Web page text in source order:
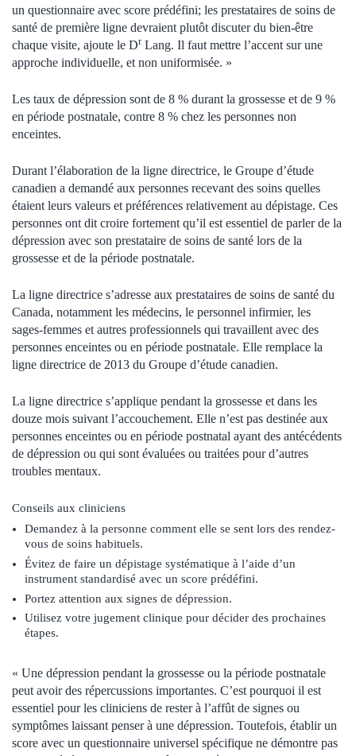
un questionnaire avec score prédéfini; les prestataires de soins de
santé de première ligne devraient plutôt discuter du bien-être
chaque visite, ajoute le Dr Lang. Il faut mettre l’accent sur une
approche individuelle, et non uniformisée. »
Les taux de dépression sont de 8 % durant la grossesse et de 9 %
en période postnatale, contre 8 % chez les personnes non
enceintes.
Durant l’élaboration de la ligne directrice, le Groupe d’étude
canadien a demandé aux personnes recevant des soins quelles
étaient leurs valeurs et préférences relativement au dépistage. Ces
personnes ont dit croire fortement qu’il est essentiel de parler de la
dépression avec son prestataire de soins de santé lors de la
grossesse et de la période postnatale.
La ligne directrice s’adresse aux prestataires de soins de santé du
Canada, notamment les médecins, le personnel infirmier, les
sages-femmes et autres professionnels qui travaillent avec des
personnes enceintes ou en période postnatale. Elle remplace la
ligne directrice de 2013 du Groupe d’étude canadien.
La ligne directrice s’applique pendant la grossesse et dans les
douze mois suivant l’accouchement. Elle n’est pas destinée aux
personnes enceintes ou en période postnatal ayant des antécédents
de dépression ou qui sont évaluées ou traitées pour d’autres
troubles mentaux.
Conseils aux cliniciens
Demandez à la personne comment elle se sent lors des rendez-
vous de soins habituels.
Évitez de faire un dépistage systématique à l’aide d’un
instrument standardisé avec un score prédéfini.
Portez attention aux signes de dépression.
Utilisez votre jugement clinique pour décider des prochaines
étapes.
« Une dépression pendant la grossesse ou la période postnatale
peut avoir des répercussions importantes. C’est pourquoi il est
essentiel pour les cliniciens de rester à l’affût de signes ou
symptômes laissant penser à une dépression. Toutefois, établir un
score avec un questionnaire universel spécifique ne démontre pas